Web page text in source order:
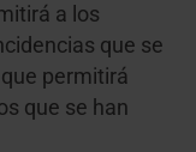
a los
que se
permitirá
que se han